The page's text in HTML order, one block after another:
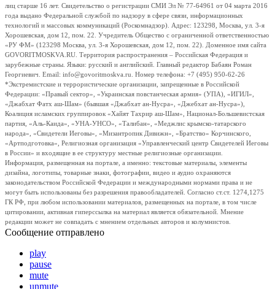
лиц старше 16 лет. Свидетельство о регистрации СМИ Эл № 77-64961 от 04 марта 2016
года выдано Федеральной службой по надзору в сфере связи, информационных
технологий и массовых коммуникаций (Роскомнадзор). Адрес: 123298, Москва, ул. 3-я
Хорошевская, дом 12, пом. 22. Учредитель Общество с ограниченной ответственностью
«РУ ФМ» (123298 Москва, ул. 3-я Хорошевская, дом 12, пом. 22). Доменное имя сайта
GOVORITMOSKVA.RU. Территория распространения – Российская Федерация и
зарубежные страны. Языки: русский и английский. Главный редактор Бабаян Роман
Георгиевич. Email: info@govoritmoskva.ru. Номер телефона: +7 (495) 950-62-26
*Экстремистские и террористические организации, запрещенные в Российской
Федерации: «Правый сектор», «Украинская повстанческая армия» (УПА), «ИГИЛ»,
«Джабхат Фатх аш-Шам» (бывшая «Джабхат ан-Нусра», «Джебхат ан-Нусра»),
Коалиция исламских группировок «Хайят Тахрир аш-Шам», Национал-Большевистская
партия, «Аль-Каида», «УНА-УНСО», «Талибан», «Меджлис крымско-татарского
народа», «Свидетели Иеговы», «Мизантропик Дивижн», «Братство» Корчинского,
«Артподготовка», Религиозная организация «Управленческий центр Свидетелей Иеговы
в России» и входящие в ее структуру местные религиозные организации.
Информация, размещенная на портале, а именно: текстовые материалы, элементы
дизайна, логотипы, товарные знаки, фотографии, видео и аудио охраняются
законодательством Российской Федерации и международными нормами права и не
могут быть использованы без разрешения правообладателей. Согласно ст.ст. 1274,1275
ГК РФ, при любом использовании материалов, размещенных на портале, в том числе
цитировании, активная гиперссылка на материал является обязательной. Мнение
редакции может не совпадать с мнением отдельных авторов и колумнистов.
Сообщение отправлено
play
pause
mute
unmute